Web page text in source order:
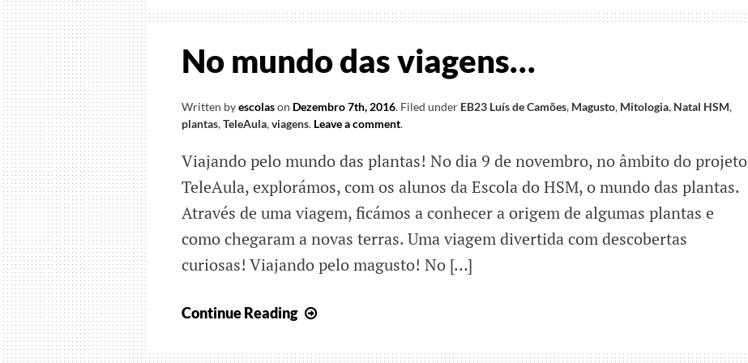
No mundo das viagens…
Written byescolason Dezembro 7th, 2016. Filed under EB23 Luís de Camões, Magusto, Mitologia, Natal HSM,
plantas,TeleAula,viagens. Leave a comment.
Viajando pelo mundo das plantas! No dia 9 de novembro, no âmbito do projeto
TeleAula, explorámos, com os alunos da Escola do HSM, o mundo das plantas.
Através de uma viagem, ficámos a conhecer a origem de algumas plantas e
como chegaram a novas terras. Uma viagem divertida com descobertas
curiosas! Viajando pelo magusto! No […]
Continue Reading
das